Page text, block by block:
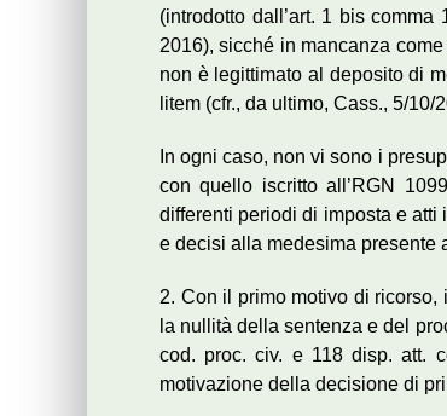
(introdotto dall’art. 1 bis
2016), sicché in mancanza
non è legittimato al deposito di
litem (cfr., da ultimo, Cass., 5/10/
In ogni caso, non vi sono i
con quello iscritto all’RGN
differenti periodi di imposta e
e decisi alla medesima presente
2. Con il primo motivo di ricorso,
la nullità della sentenza e del
cod. proc. civ. e 118 disp. att.
motivazione della decisione di